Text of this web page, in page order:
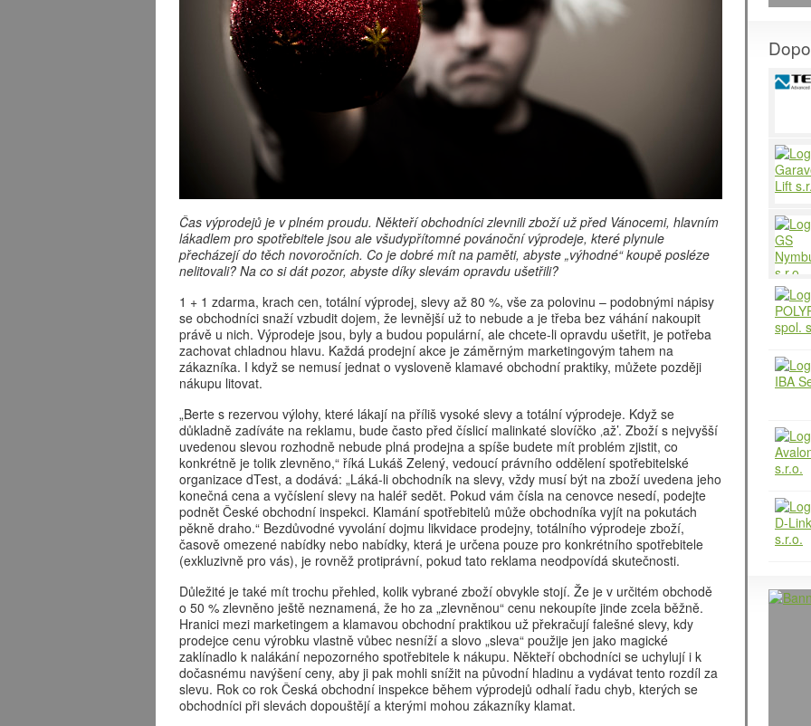
Čas výprodejů je v plném proudu. Někteří obchodníci zlevnili zboží už před Vánocemi, hlavním
lákadlem pro spotřebitele jsou ale všudypřítomné povánoční výprodeje, které plynule
přecházejí do těch novoročních. Co je dobré mít na paměti, abyste „výhodné“ koupě posléze
nelitovali? Na co si dát pozor, abyste díky slevám opravdu ušetřili?
1 + 1 zdarma, krach cen, totální výprodej, slevy až 80 %, vše za polovinu – podobnými nápisy
se obchodníci snaží vzbudit dojem, že levnější už to nebude a je třeba bez váhání nakoupit
právě u nich. Výprodeje jsou, byly a budou populární, ale chcete-li opravdu ušetřit, je potřeba
zachovat chladnou hlavu. Každá prodejní akce je záměrným marketingovým tahem na
zákazníka. I když se nemusí jednat o vysloveně klamavé obchodní praktiky, můžete později
nákupu litovat.
„Berte s rezervou výlohy, které lákají na příliš vysoké slevy a totální výprodeje. Když se
důkladně zadíváte na reklamu, bude často před číslicí malinkaté slovíčko ‚až’. Zboží s nejvyšší
uvedenou slevou rozhodně nebude plná prodejna a spíše budete mít problém zjistit, co
konkrétně je tolik zlevněno,“ říká Lukáš Zelený, vedoucí právního oddělení spotřebitelské
organizace dTest, a dodává: „Láká-li obchodník na slevy, vždy musí být na zboží uvedena jeho
konečná cena a vyčíslení slevy na haléř sedět. Pokud vám čísla na cenovce nesedí, podejte
podnět České obchodní inspekci. Klamání spotřebitelů může obchodníka vyjít na pokutách
pěkně draho.“ Bezdůvodné vyvolání dojmu likvidace prodejny, totálního výprodeje zboží,
časově omezené nabídky nebo nabídky, která je určena pouze pro konkrétního spotřebitele
(exkluzivně pro vás), je rovněž protiprávní, pokud tato reklama neodpovídá skutečnosti.
Důležité je také mít trochu přehled, kolik vybrané zboží obvykle stojí. Že je v určitém obchodě
o 50 % zlevněno ještě neznamená, že ho za „zlevněnou“ cenu nekoupíte jinde zcela běžně.
Hranici mezi marketingem a klamavou obchodní praktikou už překračují falešné slevy, kdy
prodejce cenu výrobku vlastně vůbec nesníží a slovo „sleva“ použije jen jako magické
zaklínadlo k nalákání nepozorného spotřebitele k nákupu. Někteří obchodníci se uchylují i k
dočasnému navýšení ceny, aby ji pak mohli snížit na původní hladinu a vydávat tento rozdíl za
slevu. Rok co rok Česká obchodní inspekce během výprodejů odhalí řadu chyb, kterých se
obchodníci při slevách dopouštějí a kterými mohou zákazníky klamat.